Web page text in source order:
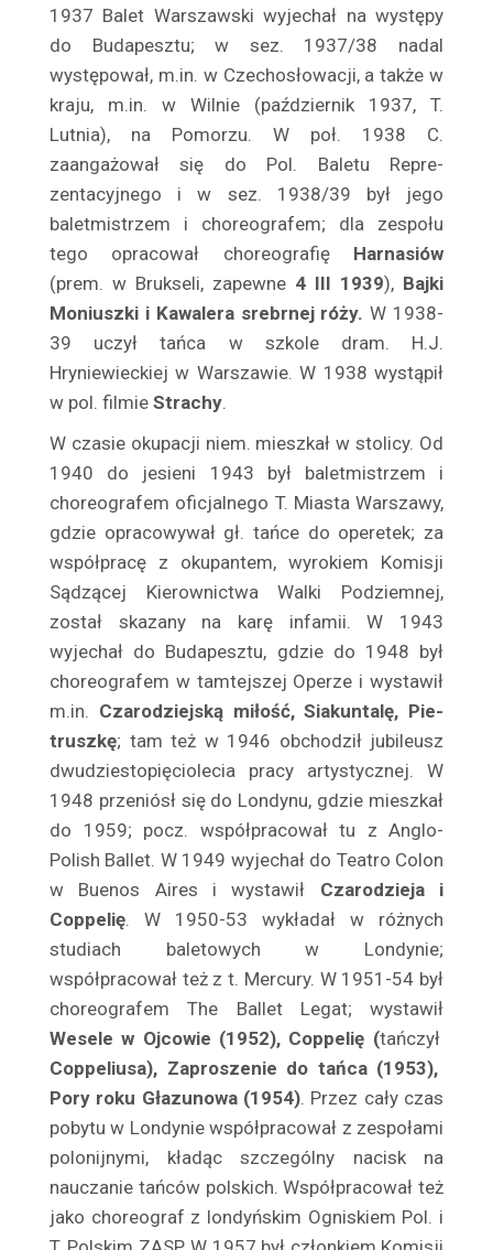
Borkowski Zbigniew
Borońska Jadwiga
Boroński Jerzy
Borowska Irena
Borowski Henryk
Borowski Karol
Borowy Mieczysław
Borska Albina
Bortnowska Helena
Borton Mila
Borucki Gwidon
Boryta Jaga
Bożejewicz Maria
Bożewska Helena
Bracka Lucyna
Bracki Władysław
Bragińska Berta
Brandt Kazimierz
Brandt Eugenia
Bratkiewicz Władysław
Brauman-Staszewska Maria
Braunowa Matylda
Bregy Wiktor
Bregy Zofia
Brem Stefan
Brenoczy Irena
Brochocka Hanna
Brochocki Ossorya Stanisław
Brochwiczówna Janina
Brodniewicz Franciszek
Brodzikowski Kazimierz
Brodziński Leopold
Brodzisz Adam
Brokowski Marian
Bronicz Bronisława
Broniszówna Seweryna
Bronowska Bronisława
Bronowski Bronisław
1937 Balet Warszawski wyjechał na występy
do Buda­pesztu; w sez. 1937/38 nadal
występował, m.in. w Czechosłowacji, a także w
kraju, m.in. w Wilnie (październik 1937, T.
Lutnia), na Pomorzu. W poł. 1938 C.
zaangażował się do Pol. Baletu Repre­
zentacyjnego i w sez. 1938/39 był jego
baletmi­strzem i choreografem; dla zespołu
tego opracował choreografię Harnasiów
(prem. w Brukseli, zapewne 4 III 1939), Bajki
Moniuszki i Kawalera srebrnej róży. W 1938-
39 uczył tańca w szkole dram. H.J.
Hryniewieckiej w Warszawie. W 1938 wystąpił
w pol. filmie Strachy.
W czasie okupacji niem. mieszkał w stolicy. Od
1940 do jesieni 1943 był baletmistrzem i
choreo­grafem oficjalnego T. Miasta Warszawy,
gdzie opra­cowywał gł. tańce do operetek; za
współpracę z okupantem, wyrokiem Komisji
Sądzącej Kierownic­twa Walki Podziemnej,
został skazany na karę in­famii. W 1943
wyjechał do Budapesztu, gdzie do 1948 był
choreografem w tamtejszej Operze i wy­stawił
m.in. Czarodziejską miłość, Siakuntalę, Pie­
truszkę; tam też w 1946 obchodził jubileusz
dwu­dziestopięciolecia pracy artystycznej. W
1948 prze­niósł się do Londynu, gdzie mieszkał
do 1959; pocz. współpracował tu z Anglo-
Polish Ballet. W 1949 wyjechał do Teatro Colon
w Buenos Aires i wystawił Czarodzieja i
Coppelię. W 1950-53 wy­kładał w różnych
studiach baletowych w Londynie;
współpracował też z t. Mercury. W 1951-54 był
choreografem The Ballet Legat; wystawił
Wesele w Ojcowie (1952), Coppelię (tańczył
Coppeliusa), Zaproszenie do tańca (1953),
Pory roku Głazunowa (1954). Przez cały czas
pobytu w Londynie współ­pracował z zespołami
polonijnymi, kładąc szczegól­ny nacisk na
nauczanie tańców polskich. Współ­pracował też
jako choreograf z londyńskim Ogni­skiem Pol. i